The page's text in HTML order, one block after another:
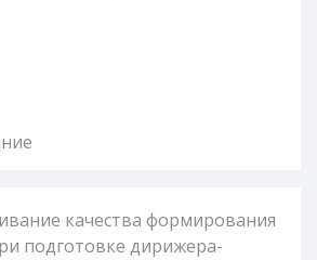
качества формирования
подготовке дирижера-